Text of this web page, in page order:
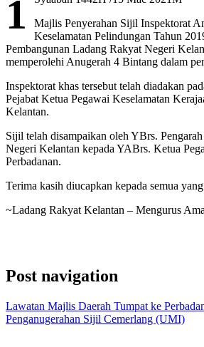
1
Majlis Penyerahan Sijil Inspektorat
Keselamatan Pelindungan Tahun
Pembangunan Ladang Rakyat Negeri
memperolehi Anugerah 4 Bintang dalam
Inspektorat khas tersebut telah diadakan
Pejabat Ketua Pegawai Keselamatan
Kelantan.
Sijil telah disampaikan oleh YBrs.
Negeri Kelantan kepada YABrs. Ketua
Perbadanan.
Terima kasih diucapkan kepada semua
~Ladang Rakyat Kelantan – Mengurus
Post navigation
Lawatan Majlis Daerah Tumpat ke
Penganugerahan Sijil Cemerlang (UMI)